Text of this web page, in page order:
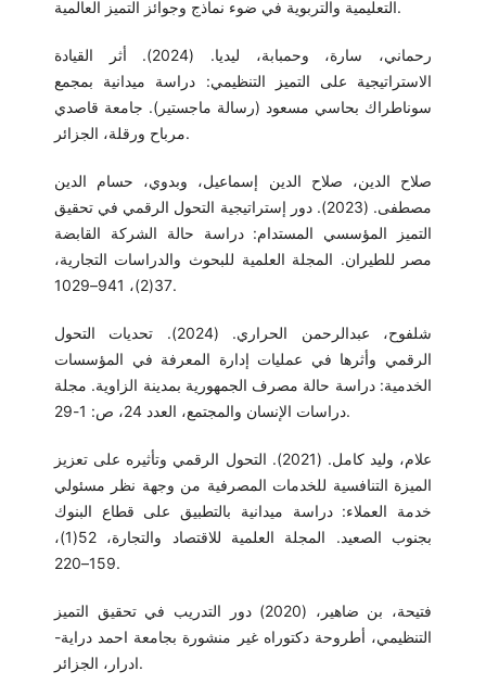
التعليمية والتربوية في ضوء نماذج وجوائز التميز العالمية.
رحماني، سارة، وحمبابة، ليديا. (2024). أثر القيادة
الاستراتيجية على التميز التنظيمي: دراسة ميدانية بمجمع
سوناطراك بحاسي مسعود (رسالة ماجستير). جامعة قاصدي
مرباح ورقلة، الجزائر.
صلاح الدين، صلاح الدين إسماعيل، وبدوي، حسام الدين
مصطفى. (2023). دور إستراتيجية التحول الرقمي في تحقيق
التميز المؤسسي المستدام: دراسة حالة الشركة القابضة
مصر للطيران. المجلة العلمية للبحوث والدراسات التجارية،
37(2)، 941–1029.
شلفوح، عبدالرحمن الحراري. (2024). تحديات التحول
الرقمي وأثرها في عمليات إدارة المعرفة في المؤسسات
الخدمية: دراسة حالة مصرف الجمهورية بمدينة الزاوية. مجلة
دراسات الإنسان والمجتمع، العدد 24، ص: 1-29.
علام، وليد كامل. (2021). التحول الرقمي وتأثيره على تعزيز
الميزة التنافسية للخدمات المصرفية من وجهة نظر مسئولي
خدمة العملاء: دراسة ميدانية بالتطبيق على قطاع البنوك
بجنوب الصعيد. المجلة العلمية للاقتصاد والتجارة، 52(1)،
159–220.
فتيحة، بن ضاهير، (2020) دور التدريب في تحقيق التميز
التنظيمي، أطروحة دكتوراه غير منشورة بجامعة احمد دراية-
ادرار، الجزائر.